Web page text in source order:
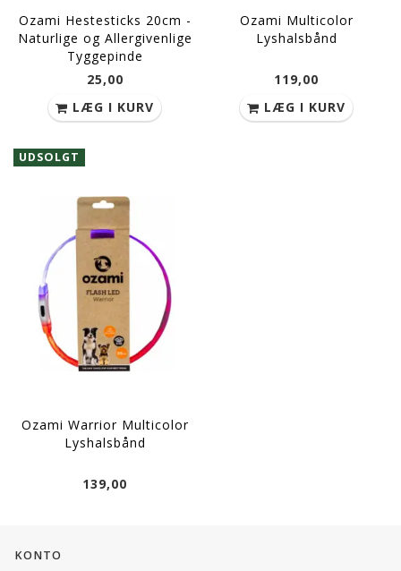
Ozami Hestesticks 20cm -
Naturlige og Allergivenlige
Tyggepinde
25,00
LÆG I KURV
Ozami Multicolor
Lyshalsbånd
119,00
LÆG I KURV
UDSOLGT
Ozami Warrior Multicolor
Lyshalsbånd
139,00
KONTO